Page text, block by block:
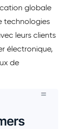
globale
technologies
leurs clients
électronique,
de